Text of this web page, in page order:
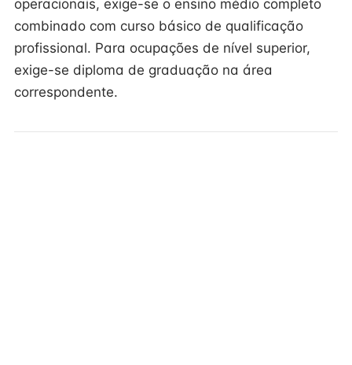
operacionais, exige-se o ensino médio completo
combinado com curso básico de qualificação
profissional. Para ocupações de nível superior,
exige-se diploma de graduação na área
correspondente.